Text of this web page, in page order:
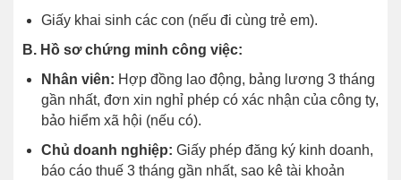
Giấy khai sinh các con (nếu đi cùng trẻ em).
B. Hồ sơ chứng minh công việc:
Nhân viên: Hợp đồng lao động, bảng lương 3 tháng
gần nhất, đơn xin nghỉ phép có xác nhận của công ty,
bảo hiểm xã hội (nếu có).
Chủ doanh nghiệp: Giấy phép đăng ký kinh doanh,
báo cáo thuế 3 tháng gần nhất, sao kê tài khoản